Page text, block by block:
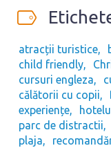
atracții turistice
child friendly
cursuri engleza
călătorii cu copii
experiențe
parc de distractii
plaja